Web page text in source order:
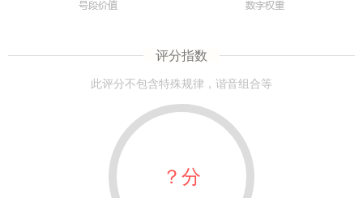
评分指数
此评分不包含特殊规律，谐音组合等
？分